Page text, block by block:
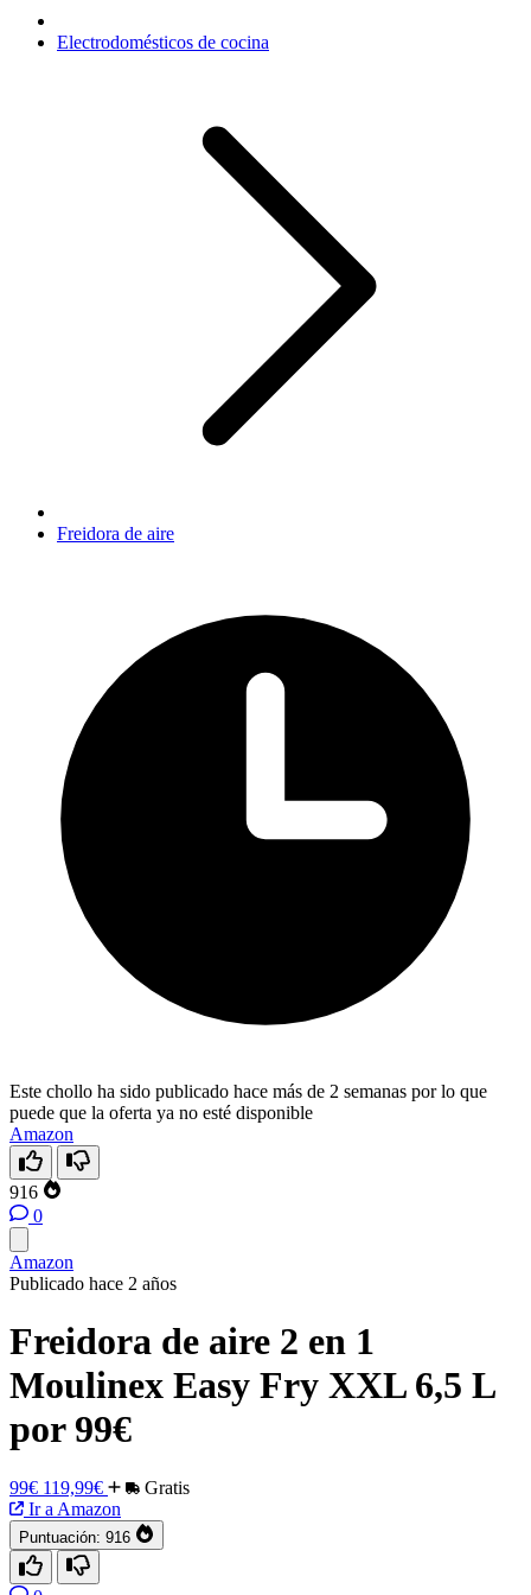
Electrodomésticos de cocina
Freidora de aire
Este chollo ha sido publicado hace más de 2 semanas por lo que
puede que la oferta ya no esté disponible
Amazon
916
0
Amazon
Publicado hace 2 años
Freidora de aire 2 en 1
Moulinex Easy Fry XXL 6,5 L
por 99€
99€ 119,99€
Gratis
Ir a Amazon
Puntuación: 916